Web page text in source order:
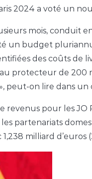
2024 a voté un
mois, conduit
un budget
des coûts de
protecteur de 200
peut-on lire dans un
revenus pour les
les partenariats
milliard